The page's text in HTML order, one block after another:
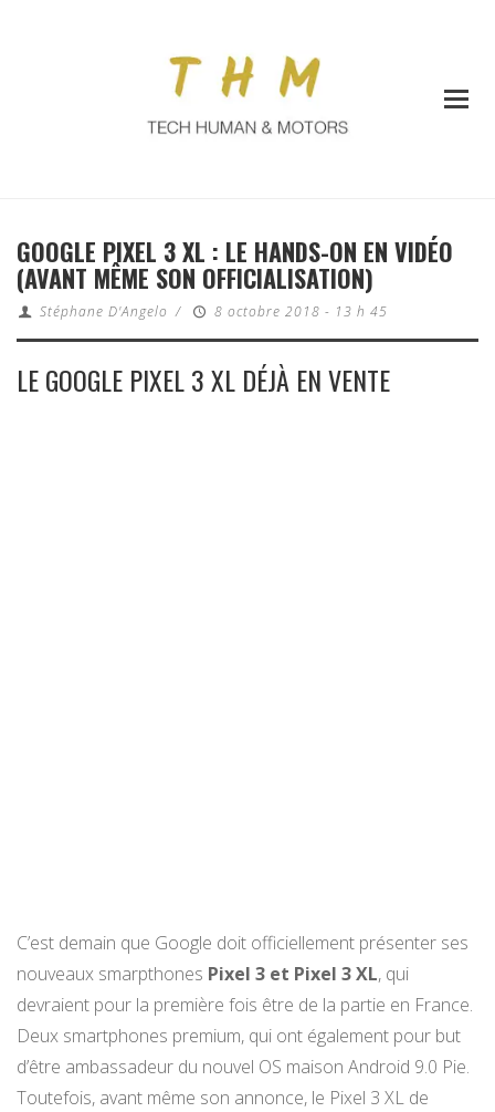
GOOGLE PIXEL 3 XL : LE HANDS-ON EN VIDÉO
(AVANT MÊME SON OFFICIALISATION)
Stéphane D'Angelo / 8 octobre 2018 - 13 h 45
LE GOOGLE PIXEL 3 XL DÉJÀ EN VENTE
C’est demain que Google doit officiellement présenter ses
nouveaux smarpthones Pixel 3 et Pixel 3 XL, qui
devraient pour la première fois être de la partie en France.
Deux smartphones premium, qui ont également pour but
d’être ambassadeur du nouvel OS maison Android 9.0 Pie.
Toutefois, avant même son annonce, le Pixel 3 XL de